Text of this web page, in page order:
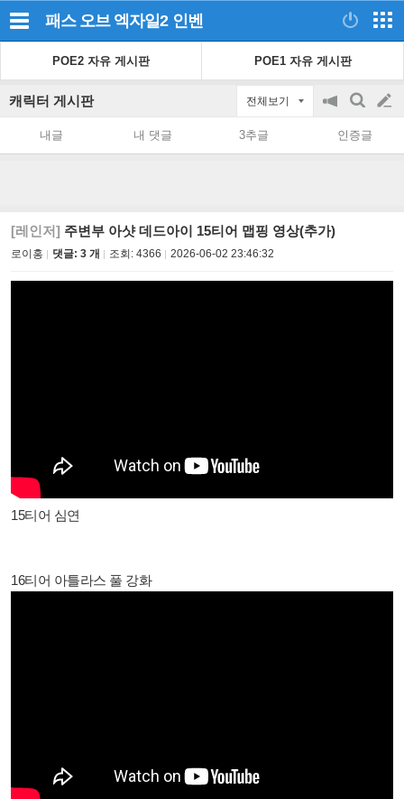
패스 오브 엑자일2 인벤
POE2 자유 게시판 POE1 자유 게시판
캐릭터 게시판 전체보기
공
on/off
검
색
글
쓰
내글 내 댓글 3추글 인증글
[레인저] 주변부 아샷 데드아이 15티어 맵핑 영상(추가)
로이홍 댓글: 3 개 조회: 4366 2026-06-02 23:46:32
15티어 심연
16티어 아틀라스 풀 강화